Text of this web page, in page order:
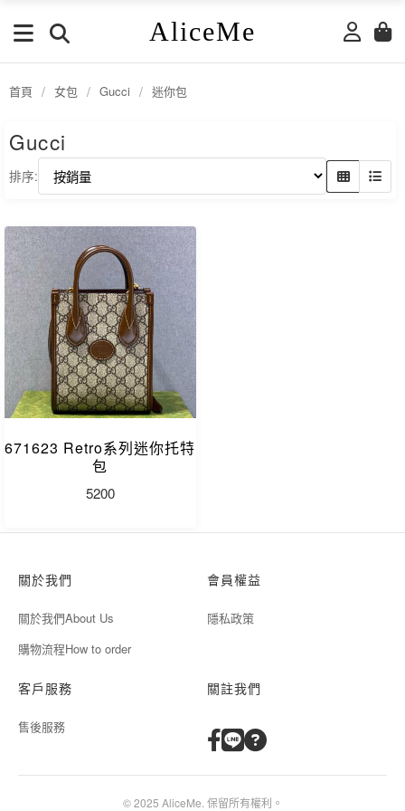
AliceMe
首頁 / 女包 / Gucci / 迷你包
Gucci
排序:
671623 Retro系列迷你托特
包
5200
關於我們
關於我們About Us
購物流程How to order
會員權益
隱私政策
客戶服務
售後服務
關註我們
© 2025 AliceMe. 保留所有權利。